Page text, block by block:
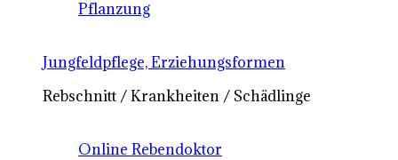
Pflanzung
Jungfeldpflege, Erziehungsformen
Rebschnitt / Krankheiten / Schädlinge
Online Rebendoktor